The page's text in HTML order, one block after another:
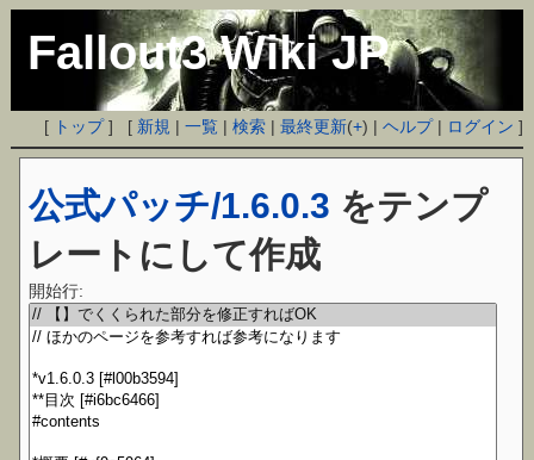
Fallout3 Wiki JP
[ トップ] [ 新規 |一覧 |検索 |最終更新(+) |ヘルプ| ログイン ]
公式パッチ/1.6.0.3 をテンプ
レートにして作成
開始行: